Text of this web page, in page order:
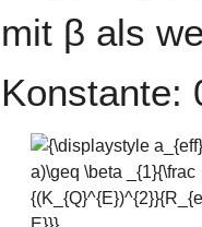
{K_{Q}^{E}}
{R_{e}}}\right)^{2}}
mit β als
{\displaystyle
a_{eff},B,(W-
a)\geq \beta _{1}
{\frac